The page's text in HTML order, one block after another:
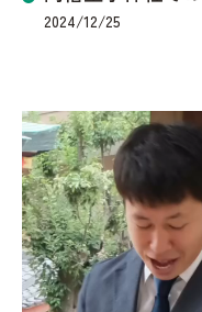
2024/12/25